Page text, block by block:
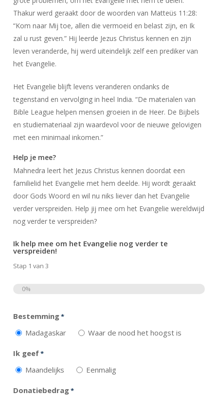
Thakur werd geraakt door de woorden van Matteüs 11:28:
“Kom naar Mij toe, allen die vermoeid en belast zijn, en Ik
zal u rust geven.” Hij leerde Jezus Christus kennen en zijn
leven veranderde, hij werd uiteindelijk zelf een prediker van
het Evangelie.
Het Evangelie blijft levens veranderen ondanks de
tegenstand en vervolging in heel India. “De materialen van
Bible League helpen mensen groeien in de Heer. De Bijbels
en studiemateriaal zijn waardevol voor de nieuwe gelovigen
met een minimaal inkomen.”
Help je mee?
Mahnedra leert het Jezus Christus kennen doordat een
familielid het Evangelie met hem deelde. Hij wordt geraakt
door Gods Woord en wil nu niks liever dan het Evangelie
verder verspreiden. Help jij mee om het Evangelie wereldwijd
nog verder te verspreiden?
Ik help mee om het Evangelie nog verder te
verspreiden!
Stap 1 van 3
0%
Bestemming*
Madagaskar Waar de nood het hoogst is
Ik geef*
Maandelijks Eenmalig
Donatiebedrag*